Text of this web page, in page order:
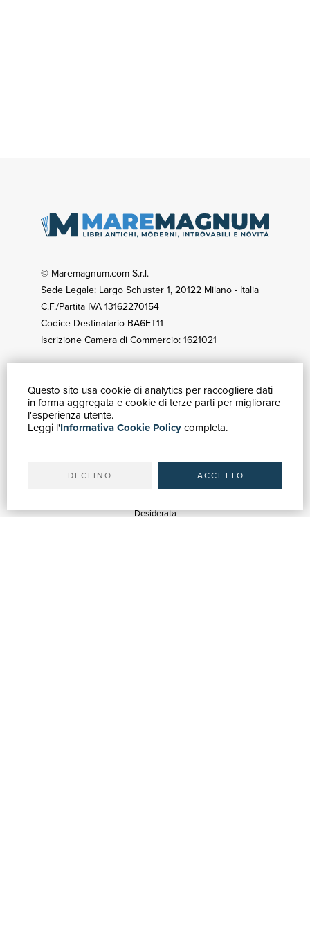
Questo sito usa cookie di analytics per raccogliere dati
in forma aggregata e cookie di terze parti per migliorare
l'esperienza utente.
Leggi l'Informativa Cookie Policycompleta.
DECLINO ACCETTO
© Maremagnum.com S.r.l.
Sede Legale: Largo Schuster 1, 20122 Milano - Italia
C.F./Partita IVA 13162270154
Codice Destinatario BA6ET11
Iscrizione Camera di Commercio: 1621021
GUIDA ACQUISTI
Catalogo
Ricerca avanzata
Spedizioni
Desiderata